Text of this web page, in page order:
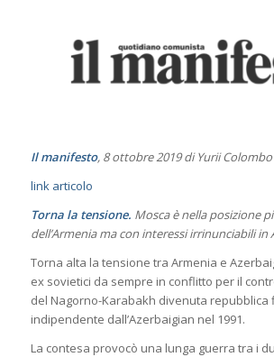
Il manifesto, 8 ottobre 2019 di Yurii Colombo
link articolo
Torna la tensione. Mosca è nella posizione
dell’Armenia ma con interessi irrinunciabili in
Torna alta la tensione tra Armenia e
ex sovietici da sempre in conflitto per il
del Nagorno-Karabakh divenuta repubblica
indipendente dall’Azerbaigian nel 1991.
La contesa provocò una lunga guerra tra i